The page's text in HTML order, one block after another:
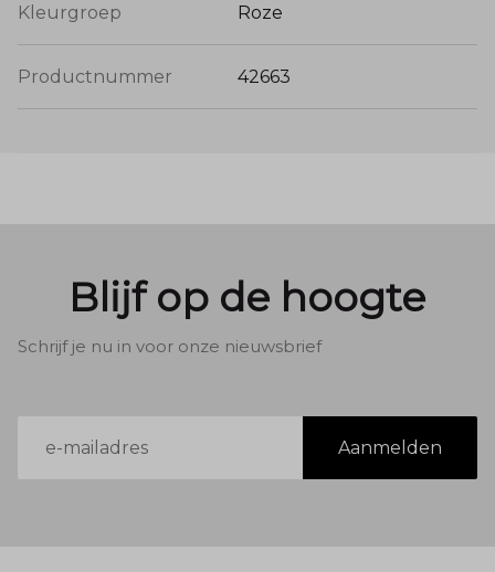
Kleurgroep Roze
Productnummer 42663
Blijf op de hoogte
Schrijf je nu in voor onze nieuwsbrief
mailadres
Aanmelden